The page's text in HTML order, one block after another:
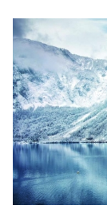
Geçirmekte
getirilerine en
Dünyadan ve